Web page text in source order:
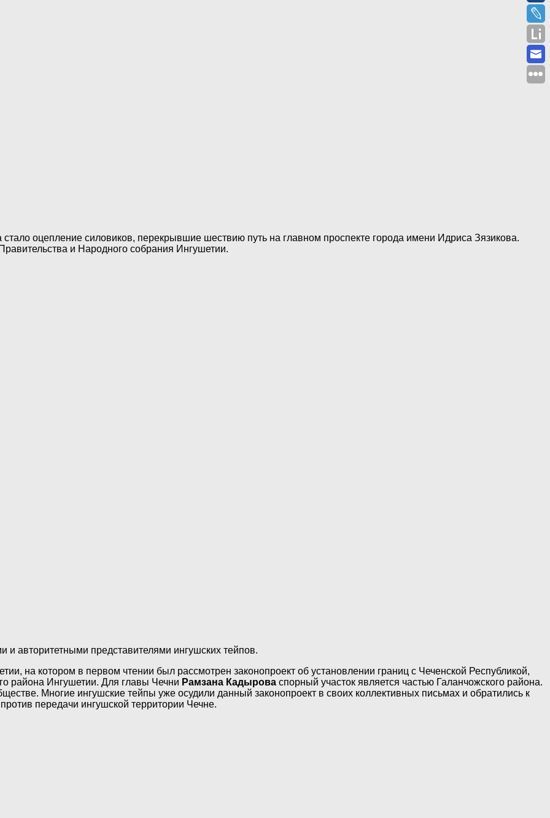
оцепление силовиков, перекрывшие шествию путь на главном проспекте города имени Идриса Зязикова.
и Народного собрания Ингушетии.
авторитетными представителями ингушских тейпов.
на котором в первом чтении был рассмотрен законопроект об установлении границ с Чеченской Республикой,
района Ингушетии. Для главы Чечни Рамзана Кадырова спорный участок является частью Галанчожского района.
Многие ингушские тейпы уже осудили данный законопроект в своих коллективных письмах и обратились к
передачи ингушской территории Чечне.